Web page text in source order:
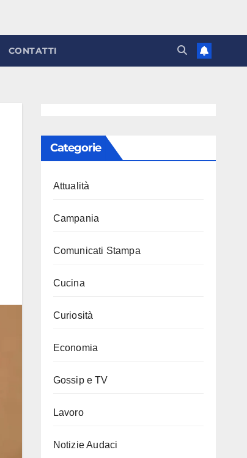
CONTATTI
Categorie
Attualità
Campania
Comunicati Stampa
Cucina
Curiosità
Economia
Gossip e TV
Lavoro
Notizie Audaci